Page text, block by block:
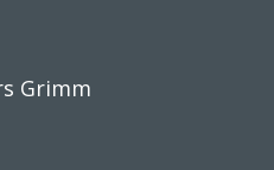
Grimm